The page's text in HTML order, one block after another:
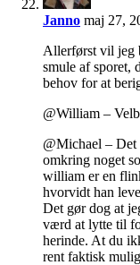
Janno maj 27,
Allerførst vil jeg
smule af sporet,
behov for at
@William –
@Michael – Det
omkring noget
william er en
hvorvidt han
Det gør dog at
værd at lytte til
herinde. At du
rent faktisk